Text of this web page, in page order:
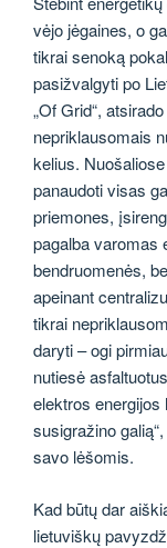
vėjo jėgaines, o
tikrai senoką
pasižvalgyti po
„Of Grid“,
nepriklausomais
kelius.
panaudoti visas
priemones,
pagalba varomas
bendruomenės,
apeinant
tikrai
daryti – ogi
nutiesė
elektros energijos
susigražino
savo lėšomis.
Kad būtų dar
lietuviškų